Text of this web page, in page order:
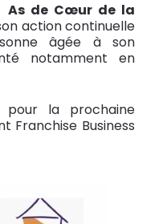
As de Cœur de la
action continuelle
âgée à son
notamment en
pour la prochaine
Franchise Business